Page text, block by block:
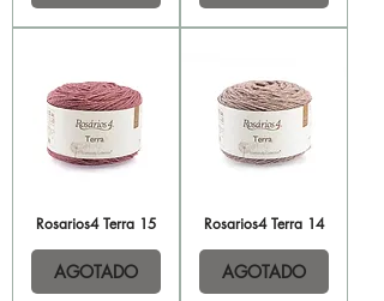
Rosarios4 Terra 15
AGOTADO
Rosarios4 Terra 14
AGOTADO